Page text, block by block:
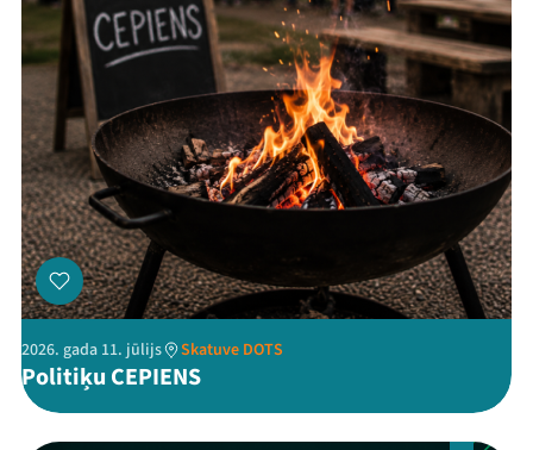
ThreadsFacebookYoutube
X Instagram
Flick TikTok
2026. gada 11. jūlijs Skatuve DOTS
Politiķu CEPIENS